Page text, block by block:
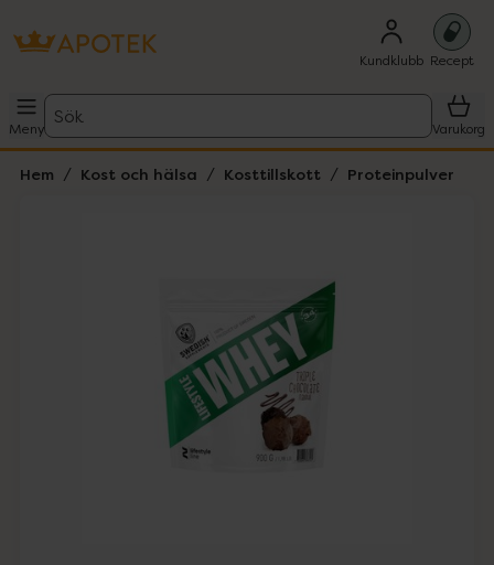
Kundklubb Recept
Meny
Sök
Varukorg
Hem Kost och hälsa Kosttillskott Proteinpulver